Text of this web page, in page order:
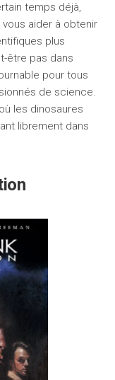
temps déjà,
aider à obtenir
plus
être pas dans
pour tous
de science.
les dinosaures
librement dans